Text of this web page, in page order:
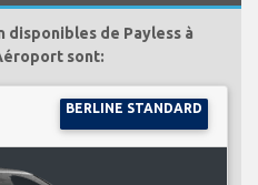
disponibles de Payless à
sont:
BERLINE STANDARD